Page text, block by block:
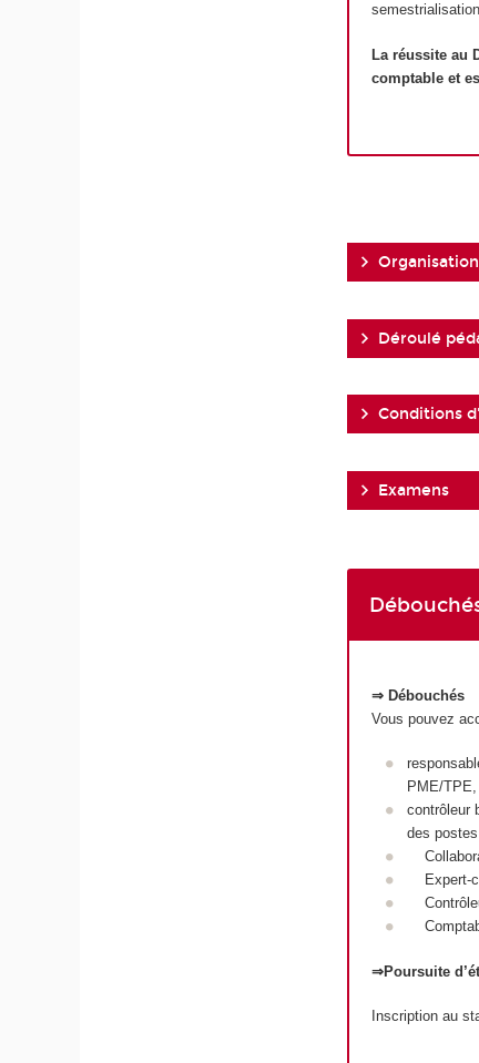
La réussite au
comptable et
Organisation
Déroulé
Conditions
Examens
⇒ Débouchés
Vous pouvez
PME/TPE,
contrôleur
des
Expert-
⇒Poursuite
Inscription au